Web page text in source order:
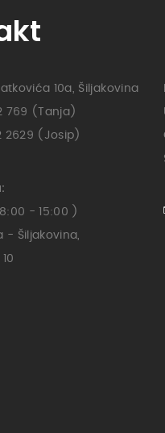
10a, Šiljakovina
769 (Tanja)
2629 (Josip)
- 15:00 )
- Šiljakovina,